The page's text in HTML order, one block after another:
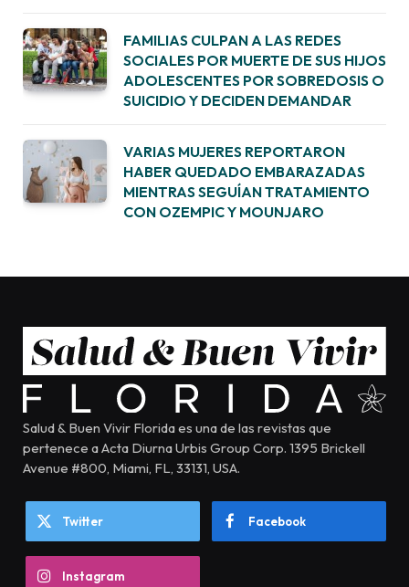
FAMILIAS CULPAN A LAS REDES
SOCIALES POR MUERTE DE SUS HIJOS
ADOLESCENTES POR SOBREDOSIS O
SUICIDIO Y DECIDEN DEMANDAR
VARIAS MUJERES REPORTARON
HABER QUEDADO EMBARAZADAS
MIENTRAS SEGUÍAN TRATAMIENTO
CON OZEMPIC Y MOUNJARO
Salud & Buen Vivir Florida es una de las revistas que
pertenece a Acta Diurna Urbis Group Corp. 1395 Brickell
Avenue #800, Miami, FL, 33131, USA.
Twitter Facebook
Instagram